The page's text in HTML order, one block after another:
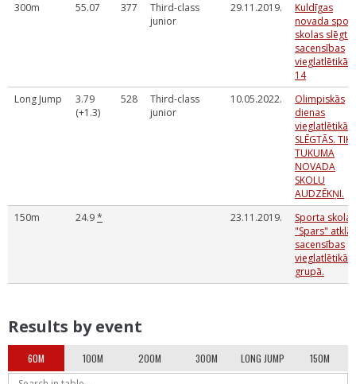
300m
55.07 377
Third-class
junior
29.11.2019.
Kuldīgas
novada
skolas
sacensības
vieglatlētikā
14
Long Jump
3.79
(+1.3)
528
Third-class
junior
10.05.2022.
Olimpiskās
dienas
vieglatlētikā.
SLĒGTĀS.
TUKUMA
NOVADA
SKOLU
AUDZĒKŅI.
150m
24.9* 23.11.2019.
Sporta skolas
"Spars"
sacensības
vieglatlētikā
grupā.
Results by event
60M 100M 200M 300M LONG JUMP 150M